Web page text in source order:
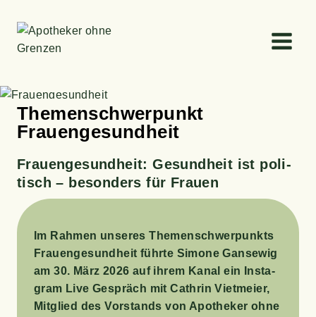
Inhalt
springen
The­men­schwer­punkt
Frauengesundheit
Frau­en­ge­sund­heit:Gesund­heit ist poli­
tisch – beson­ders für Frauen
Im Rah­men unse­res The­men­schwer­punkts
Frau­en­ge­sund­heit führ­te Simo­ne Gan­se­wig
am 30. März 2026 auf ihrem Kanal ein Insta­
gram Live Gespräch mit Cath­rin Viet­mei­er,
Mit­glied des Vor­stands von Apo­the­ker ohne